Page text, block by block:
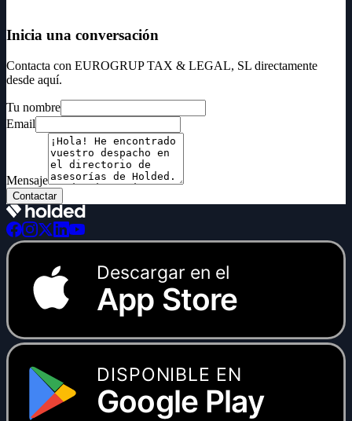
Inicia una conversación
Contacta con EUROGRUP TAX & LEGAL, SL directamente
desde aquí.
Tu nombre
Email
Mensaje
Contactar
Descargar en el
App Store
DISPONIBLE EN
Google Play